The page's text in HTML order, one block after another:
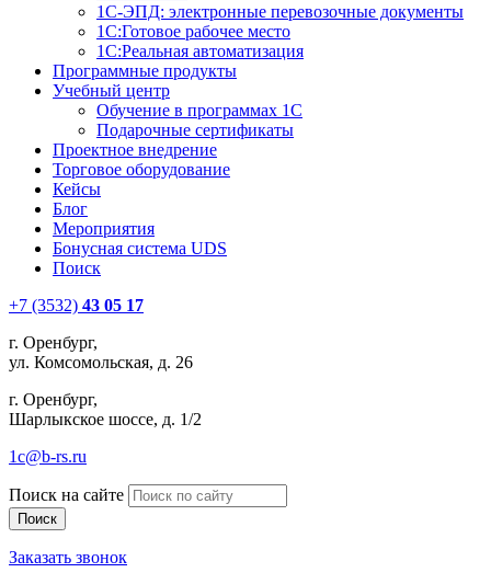
1С-ЭПД: электронные перевозочные документы
1С:Готовое рабочее место
1С:Реальная автоматизация
Программные продукты
Учебный центр
Обучение в программах 1С
Подарочные сертификаты
Проектное внедрение
Торговое оборудование
Кейсы
Блог
Мероприятия
Бонусная система UDS
Поиск
+7 (3532) 43 05 17
г. Оренбург,
ул. Комсомольская, д. 26
г. Оренбург,
Шарлыкское шоссе, д. 1/2
1c@b-rs.ru
Поиск на сайте
Заказать звонок